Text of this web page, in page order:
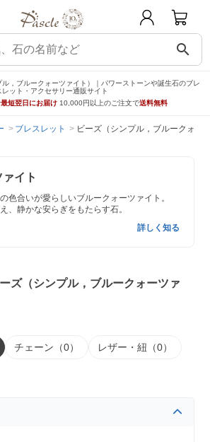
search
，ブルークォーツァイト）｜パワーストーンや誕生石のブレ
レット・アクセサリー通販サイト
最短翌日にお届け 10,000円以上のご注文で送料無料
ブレスレット ビーズ（シンプル，ブルークォー
イト
色合いが愛らしいブルークォーツァイト。
、静かな安らぎをもたらす石。
詳しく知る
ズ（シンプル，ブルークォーツァ
チェーン（0） レザー・紐（0）